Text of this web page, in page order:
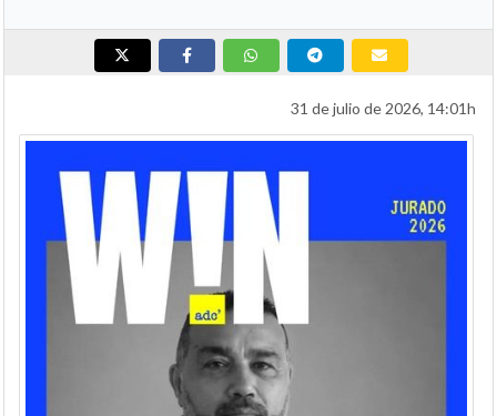
31 de julio de 2026, 14:01h